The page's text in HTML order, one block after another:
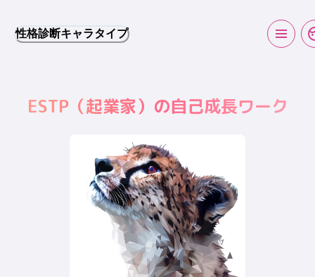
性格診断キャラタイプ
ESTP（起業家）の自己成長ワーク